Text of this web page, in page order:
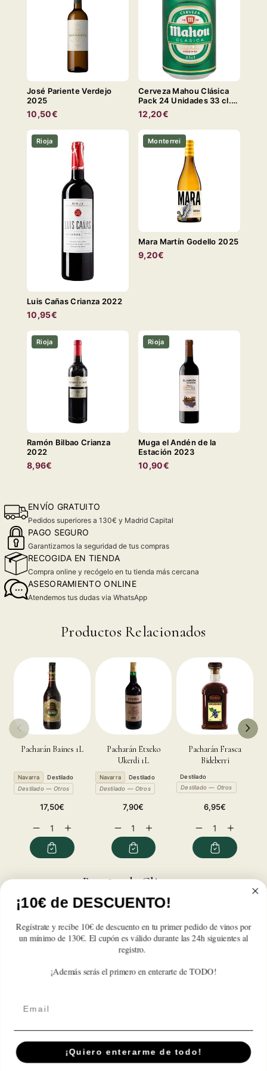
José Pariente Verdejo
2025
10,50€
Cerveza Mahou Clásica
Pack 24 Unidades 33 cl.
LATA
12,20€
Rioja
Luis Cañas Crianza 2022
10,95€
Monterrei
Mara Martín Godello 2025
9,20€
Rioja
Ramón Bilbao Crianza
2022
8,96€
Rioja
Muga el Andén de la
Estación 2023
10,90€
ENVÍO GRATUITO
Pedidos superiores a 130€ y Madrid Capital
PAGO SEGURO
Garantizamos la seguridad de tus compras
RECOGIDA EN TIENDA
Compra online y recógelo en tu tienda más cercana
ASESORAMIENTO ONLINE
Atendemos tus dudas via WhatsApp
Productos Relacionados
Pacharán Baines 1L
Navarra
Destilado
Destilado — Otros
Precio
17,50€
Reducir
cantidad
para
Pacharán
Aumentar
cantidad
para
Pacharán
Pacharán Etxeko
Ukerdi 1L
Navarra
Destilado
Destilado — Otros
Precio
7,90€
Reducir
cantidad
para
Pacharán
Aumentar
cantidad
para
Pacharán
Pacharán Frasca
Bideberri
Destilado
Destilado — Otros
Precio
6,95€
Reducir
cantidad
para
Pacharán
Aumentar
cantidad
para
Pacharán
Reseñas de Clientes
Write a review
Correo electrónico
¡10€ de DESCUENTO!
Regístrate y recibe 10€ de descuento en tu primer pedido de vinos por
un mínimo de 130€. El cupón es válido durante las 24h siguientes al
registro.
¡Además serás el primero en enterarte de TODO!
¡Quiero enterarme de todo!